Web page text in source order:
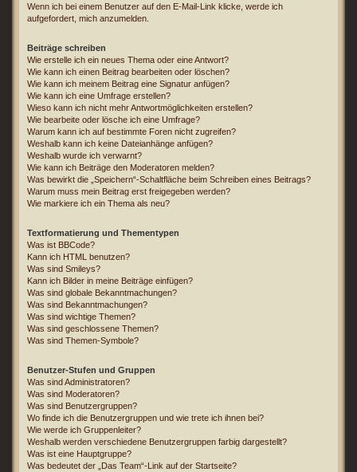
Wenn ich bei einem Benutzer auf den E-Mail-Link klicke, werde ich
aufgefordert, mich anzumelden.
Beiträge schreiben
Wie erstelle ich ein neues Thema oder eine Antwort?
Wie kann ich einen Beitrag bearbeiten oder löschen?
Wie kann ich meinem Beitrag eine Signatur anfügen?
Wie kann ich eine Umfrage erstellen?
Wieso kann ich nicht mehr Antwortmöglichkeiten erstellen?
Wie bearbeite oder lösche ich eine Umfrage?
Warum kann ich auf bestimmte Foren nicht zugreifen?
Weshalb kann ich keine Dateianhänge anfügen?
Weshalb wurde ich verwarnt?
Wie kann ich Beiträge den Moderatoren melden?
Was bewirkt die „Speichern“-Schaltfläche beim Schreiben eines Beitrags?
Warum muss mein Beitrag erst freigegeben werden?
Wie markiere ich ein Thema als neu?
Textformatierung und Thementypen
Was ist BBCode?
Kann ich HTML benutzen?
Was sind Smileys?
Kann ich Bilder in meine Beiträge einfügen?
Was sind globale Bekanntmachungen?
Was sind Bekanntmachungen?
Was sind wichtige Themen?
Was sind geschlossene Themen?
Was sind Themen-Symbole?
Benutzer-Stufen und Gruppen
Was sind Administratoren?
Was sind Moderatoren?
Was sind Benutzergruppen?
Wo finde ich die Benutzergruppen und wie trete ich ihnen bei?
Wie werde ich Gruppenleiter?
Weshalb werden verschiedene Benutzergruppen farbig dargestellt?
Was ist eine Hauptgruppe?
Was bedeutet der „Das Team“-Link auf der Startseite?